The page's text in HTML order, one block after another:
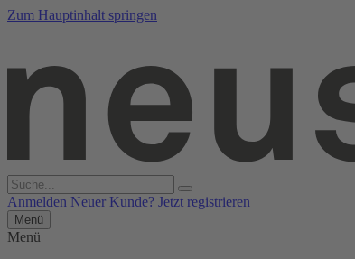
Zum Hauptinhalt springen
Anmelden Neuer Kunde? Jetzt registrieren
Menü
Menü